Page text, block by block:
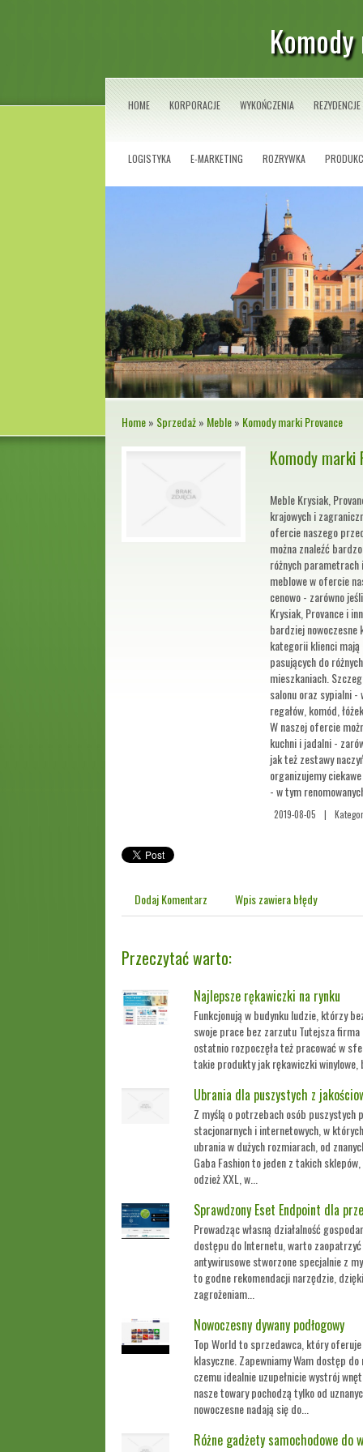
HOME KORPORACJE WYKOŃCZENIA REZYDENCJE
LOGISTYKA E-MARKETING ROZRYWKA
Home» Sprzedaż» Meble» Komody marki Provance
Komody marki
Meble Krysiak,
krajowych i
ofercie naszego
można znaleźć
różnych
meblowe w ofercie
cenowo - zarówno
Krysiak, Provance i
bardziej nowoczesne
kategorii klienci
pasujących do
mieszkaniach.
salonu oraz sypialni
regałów, komód,
W naszej ofercie
kuchni i jadalni -
jak też zestawy
organizujemy
- w tym
2019-08-05 |
Dodaj Komentarz Wpis zawiera błędy
Przeczytać warto:
Najlepsze rękawiczki na rynku
Funkcjonują w budynku ludzie, którzy
swoje prace bez zarzutu Tutejsza firma
ostatnio rozpoczęła też pracować w
takie produkty jak rękawiczki winylowe,
Ubrania dla puszystych z
Z myślą o potrzebach osób
stacjonarnych i internetowych, w
ubrania w dużych rozmiarach, od
Gaba Fashion to jeden z takich
odzież XXL, w...
Sprawdzony Eset Endpoint dla
Prowadząc własną działalność
dostępu do Internetu, warto
antywirusowe stworzone specjalnie z
to godne rekomendacji narzędzie,
zagrożeniam...
Nowoczesny dywany podłogowy
Top World to sprzedawca, który oferuje
klasyczne. Zapewniamy Wam dostęp
czemu idealnie uzupełnicie wystrój
nasze towary pochodzą tylko od
nowoczesne nadają się do...
Różne gadżety samochodowe do